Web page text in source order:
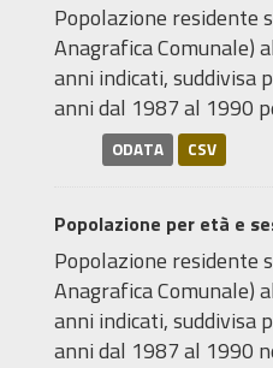
Popolazione residente
Anagrafica Comunale)
anni indicati, suddivisa
anni dal 1987 al 1990
ODATA CSV
Popolazione per età e
Popolazione residente
Anagrafica Comunale)
anni indicati, suddivisa
anni dal 1987 al 1990